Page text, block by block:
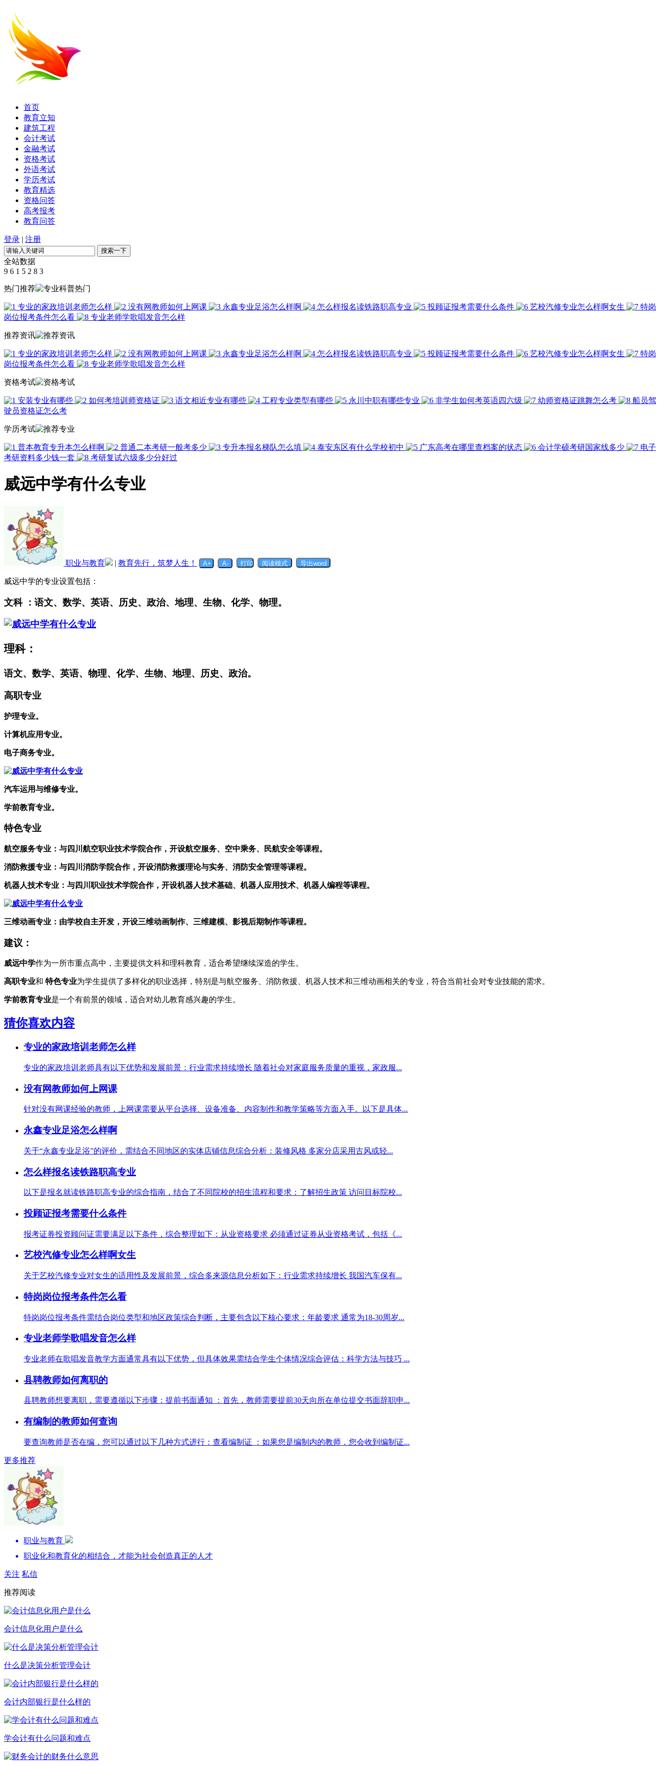
首页
教育立知
建筑工程
会计考试
金融考试
资格考试
外语考试
学历考试
教育精选
资格问答
高考报考
教育问答
登录 | 注册
全站数据
9 6 1 5 2 8 3
热门推荐
专业的家政培训老师怎么样 没有网教师如何上网课 永鑫专业足浴怎么样啊 怎么样报名读铁路职高专业 投顾证报考需要什么条件 艺校汽修专业怎么样啊女生
特岗
岗位报考条件怎么看
专业老师学歌唱发音怎么样
推荐资讯
专业的家政培训老师怎么样 没有网教师如何上网课 永鑫专业足浴怎么样啊 怎么样报名读铁路职高专业 投顾证报考需要什么条件 艺校汽修专业怎么样啊女生
特岗
岗位报考条件怎么看
专业老师学歌唱发音怎么样
资格考试
安装专业有哪些 如何考培训师资格证 语文相近专业有哪些 工程专业类型有哪些 永川中职有哪些专业 非学生如何考英语四六级 幼师资格证跳舞怎么考
船员驾
驶员资格证怎么考
学历考试
普本教育专升本怎么样啊 普通二本考研一般考多少 专升本报名梯队怎么填 泰安东区有什么学校初中 广东高考在哪里查档案的状态 会计学硕考研国家线多少
电子
考研资料多少钱一套
考研复试六级多少分好过
威远中学有什么专业
职业与教育 | 教育先行，筑梦人生！
威远中学的专业设置包括：
文科：语文、数学、英语、历史、政治、地理、生物、化学、物理。
理科：
语文、数学、英语、物理、化学、生物、地理、历史、政治。
高职专业
护理专业。
计算机应用专业。
电子商务专业。
汽车运用与维修专业。
学前教育专业。
特色专业
航空服务专业：与四川航空职业技术学院合作，开设航空服务、空中乘务、民航安全等课程。
消防救援专业：与四川消防学院合作，开设消防救援理论与实务、消防安全管理等课程。
机器人技术专业：与四川职业技术学院合作，开设机器人技术基础、机器人应用技术、机器人编程等课程。
三维动画专业：由学校自主开发，开设三维动画制作、三维建模、影视后期制作等课程。
建议：
威远中学作为一所市重点高中，主要提供文科和理科教育，适合希望继续深造的学生。
高职专业和 特色专业为学生提供了多样化的职业选择，特别是与航空服务、消防救援、机器人技术和三维动画相关的专业，符合当前社会对专业技能的需求。
学前教育专业是一个有前景的领域，适合对幼儿教育感兴趣的学生。
猜你喜欢内容
专业的家政培训老师怎么样
专业的家政培训老师具有以下优势和发展前景：行业需求持续增长 随着社会对家庭服务质量的重视，家政服...
没有网教师如何上网课
针对没有网课经验的教师，上网课需要从平台选择、设备准备、内容制作和教学策略等方面入手。以下是具体...
永鑫专业足浴怎么样啊
关于“永鑫专业足浴”的评价，需结合不同地区的实体店铺信息综合分析：装修风格 多家分店采用古风或轻...
怎么样报名读铁路职高专业
以下是报名就读铁路职高专业的综合指南，结合了不同院校的招生流程和要求：了解招生政策 访问目标院校...
投顾证报考需要什么条件
报考证券投资顾问证需要满足以下条件，综合整理如下：从业资格要求 必须通过证券从业资格考试，包括《...
艺校汽修专业怎么样啊女生
关于艺校汽修专业对女生的适用性及发展前景，综合多来源信息分析如下：行业需求持续增长 我国汽车保有...
特岗岗位报考条件怎么看
特岗岗位报考条件需结合岗位类型和地区政策综合判断，主要包含以下核心要求：年龄要求 通常为18-30周岁...
专业老师学歌唱发音怎么样
专业老师在歌唱发音教学方面通常具有以下优势，但具体效果需结合学生个体情况综合评估：科学方法与技巧 ...
县聘教师如何离职的
县聘教师想要离职，需要遵循以下步骤：提前书面通知 ：首先，教师需要提前30天向所在单位提交书面辞职申...
有编制的教师如何查询
要查询教师是否在编，您可以通过以下几种方式进行：查看编制证 ：如果您是编制内的教师，您会收到编制证...
更多推荐
职业与教育
职业化和教育化的相结合，才能为社会创造真正的人才
关注 私信
推荐阅读
会计信息化用户是什么
什么是决策分析管理会计
会计内部银行是什么样的
学会计有什么问题和难点